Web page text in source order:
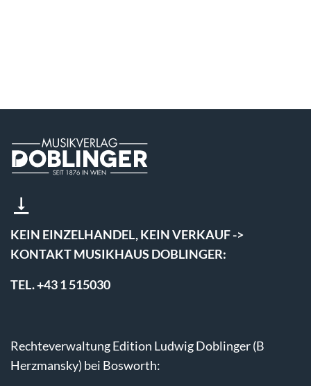
KEIN EINZELHANDEL, KEIN VERKAUF ->
KONTAKT MUSIKHAUS DOBLINGER:
TEL. +43 1 515030
Rechteverwaltung Edition Ludwig Doblinger (B
Herzmansky) bei Bosworth: